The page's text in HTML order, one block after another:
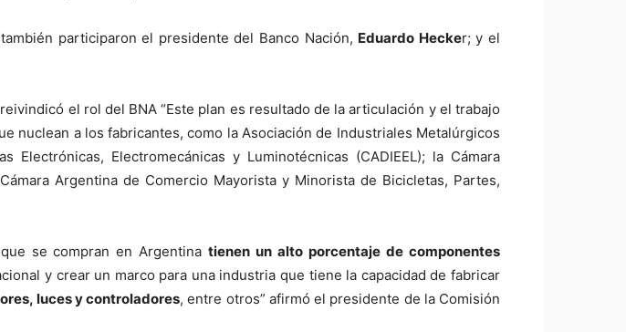
participaron el presidente del Banco Nación, Eduardo Hecker; y el
el rol del BNA “Este plan es resultado de la articulación y el trabajo
nuclean a los fabricantes, como la Asociación de Industriales Metalúrgicos
Electromecánicas y Luminotécnicas (CADIEEL); la Cámara
Argentina de Comercio Mayorista y Minorista de Bicicletas, Partes,
que se compran en Argentinatienen un alto porcentaje de componentes
y crear un marco para una industria que tiene la capacidad de fabricar
luces y controladores, entre otros” afirmó el presidente de la Comisión